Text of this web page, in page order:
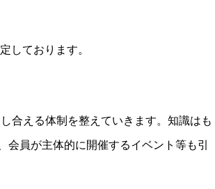
しております。
合える体制を整えていきます。知識はも
員が主体的に開催するイベント等も引